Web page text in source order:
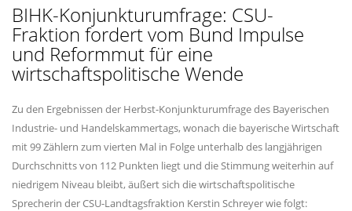
BIHK-Konjunkturumfrage: CSU-
Fraktion fordert vom Bund Impulse
und Reformmut für eine
wirtschaftspolitische Wende
Zu den Ergebnissen der Herbst-Konjunkturumfrage des Bayerischen
Industrie- und Handelskammertags, wonach die bayerische Wirtschaft
mit 99 Zählern zum vierten Mal in Folge unterhalb des langjährigen
Durchschnitts von 112 Punkten liegt und die Stimmung weiterhin auf
niedrigem Niveau bleibt, äußert sich die wirtschaftspolitische
Sprecherin der CSU-Landtagsfraktion Kerstin Schreyer wie folgt: